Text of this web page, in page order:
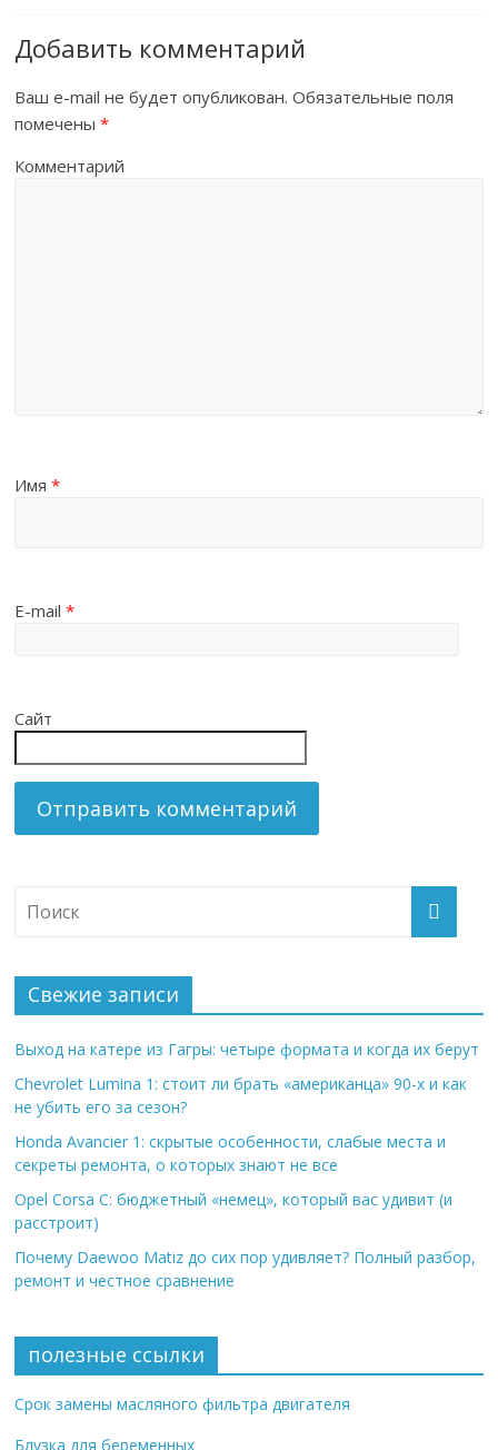
Добавить комментарий
Ваш e-mail не будет опубликован. Обязательные поля
помечены*
Комментарий
Имя*
E-mail*
Сайт
Свежие записи
Выход на катере из Гагры: четыре формата и когда их берут
Chevrolet Lumina 1: стоит ли брать «американца» 90-х и как
не убить его за сезон?
Honda Avancier 1: скрытые особенности, слабые места и
секреты ремонта, о которых знают не все
Opel Corsa C: бюджетный «немец», который вас удивит (и
расстроит)
Почему Daewoo Matiz до сих пор удивляет? Полный разбор,
ремонт и честное сравнение
полезные ссылки
Срок замены масляного фильтра двигателя
Блузка для беременных